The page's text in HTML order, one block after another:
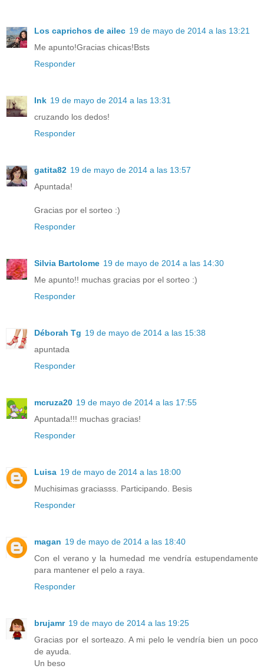
Los caprichos de ailec 19 de mayo de 2014 a las 13:21
Me apunto!Gracias chicas!Bsts
Responder
Ink 19 de mayo de 2014 a las 13:31
cruzando los dedos!
Responder
gatita82 19 de mayo de 2014 a las 13:57
Apuntada!
Gracias por el sorteo :)
Responder
Silvia Bartolome 19 de mayo de 2014 a las 14:30
Me apunto!! muchas gracias por el sorteo :)
Responder
Déborah Tg 19 de mayo de 2014 a las 15:38
apuntada
Responder
mcruza20 19 de mayo de 2014 a las 17:55
Apuntada!!! muchas gracias!
Responder
Luisa 19 de mayo de 2014 a las 18:00
Muchisimas graciasss. Participando. Besis
Responder
magan 19 de mayo de 2014 a las 18:40
Con el verano y la humedad me vendría estupendamente
para mantener el pelo a raya.
Responder
brujamr 19 de mayo de 2014 a las 19:25
Gracias por el sorteazo. A mi pelo le vendría bien un poco
de ayuda.
Un beso